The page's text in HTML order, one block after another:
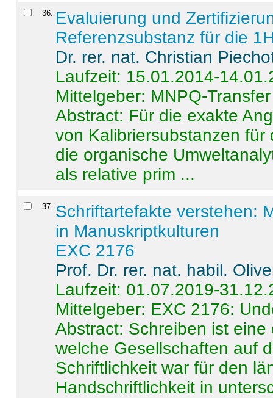
36. Evaluierung und
Referenzsubstanz für die
Dr. rer. nat. Christian
Laufzeit: 15.01.2014-
Mittelgeber: MNPQ-Transfer
Abstract: Für die exakte
von Kalibriersubstanzen
die organische
als relative prim ...
37. Schriftartefakte verstehen:
in Manuskriptkulturen
EXC 2176
Prof. Dr. rer. nat. habil.
Laufzeit: 01.07.2019-
Mittelgeber: EXC 2176:
Abstract: Schreiben ist
welche Gesellschaften auf
Schriftlichkeit war für den
Handschriftlichkeit in